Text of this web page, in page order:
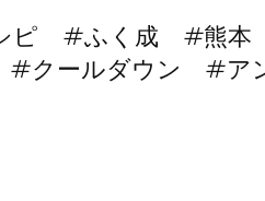
シピ #ふく成 #
ールダウン #ア